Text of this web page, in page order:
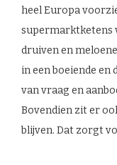
heel Europa
supermarktketens
druiven en
in een boeiende
van vraag en
Bovendien zit er
blijven. Dat zorgt